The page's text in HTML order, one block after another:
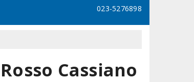
023-5276898
Cassiano